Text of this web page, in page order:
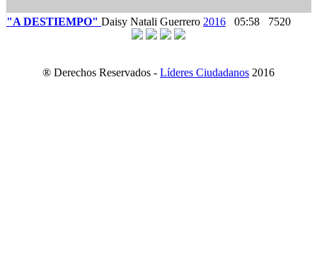
"A DESTIEMPO" Daisy Natali Guerrero 2016 05:58 7520
® Derechos Reservados - Líderes Ciudadanos 2016